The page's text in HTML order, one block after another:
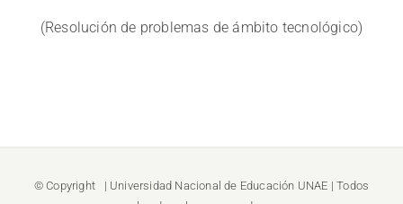
(Resolución de problemas de ámbito tecnológico)
© Copyright | Universidad Nacional de Educación UNAE | Todos